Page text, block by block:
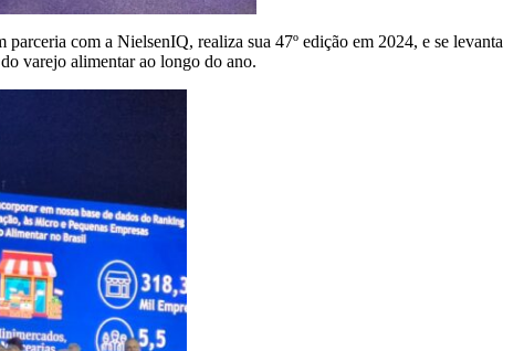
com a NielsenIQ, realiza sua 47º edição em 2024, e se levanta
varejo alimentar ao longo do ano.